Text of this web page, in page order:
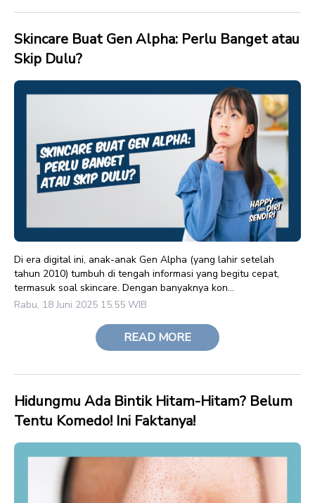
Skincare Buat Gen Alpha: Perlu Banget atau
Skip Dulu?
Di era digital ini, anak-anak Gen Alpha (yang lahir setelah
tahun 2010) tumbuh di tengah informasi yang begitu cepat,
termasuk soal skincare. Dengan banyaknya kon...
Rabu, 18 Juni 2025 15.55 WIB
READ MORE
Hidungmu Ada Bintik Hitam-Hitam? Belum
Tentu Komedo! Ini Faktanya!